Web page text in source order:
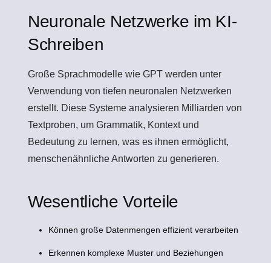
Neuronale Netzwerke im KI-
Schreiben
Große Sprachmodelle wie GPT werden unter
Verwendung von tiefen neuronalen Netzwerken
erstellt. Diese Systeme analysieren Milliarden von
Textproben, um Grammatik, Kontext und
Bedeutung zu lernen, was es ihnen ermöglicht,
menschenähnliche Antworten zu generieren.
Wesentliche Vorteile
Können große Datenmengen effizient verarbeiten
Erkennen komplexe Muster und Beziehungen